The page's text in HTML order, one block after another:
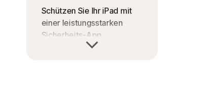
Schützen Sie Ihr iPad mit
einer leistungsstarken
Sicherheits-App